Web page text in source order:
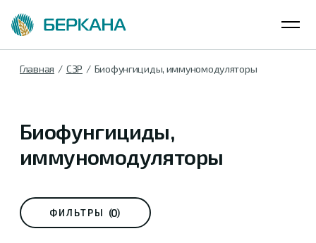
Главная СЗР Биофунгициды, иммуномодуляторы
Биофунгициды,
иммуномодуляторы
ФИЛЬТРЫ (0)